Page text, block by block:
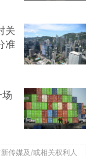
关
准
场
传媒及/或相关权利人